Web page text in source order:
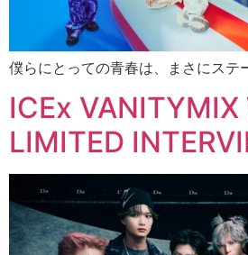
僕らにとっての青春は、まさにステ
ICEx VANITYMIX
LIMITED